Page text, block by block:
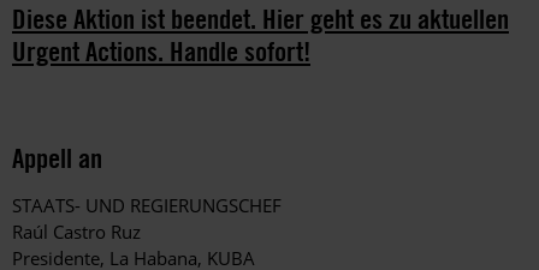
Diese Aktion ist beendet. Hier geht es zu aktuellen
Urgent Actions. Handle sofort!
Appell an
STAATS- UND REGIERUNGSCHEF
Raúl Castro Ruz
Presidente, La Habana, KUBA